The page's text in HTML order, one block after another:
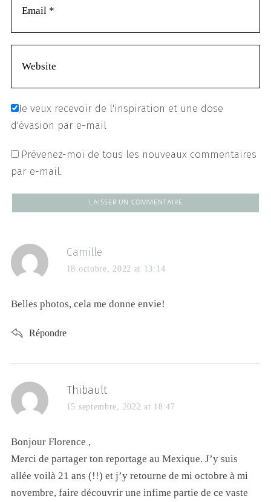
Je veux recevoir de l'inspiration et une dose
d'évasion par e-mail
Prévenez-moi de tous les nouveaux commentaires
par e-mail.
Camille
18 octobre, 2022 at 13:14
Belles photos, cela me donne envie!
Répondre
Thibault
15 septembre, 2022 at 18:47
Bonjour Florence ,
Merci de partager ton reportage au Mexique. J’y suis
allée voilà 21 ans (!!) et j’y retourne de mi octobre à mi
novembre, faire découvrir une infime partie de ce vaste